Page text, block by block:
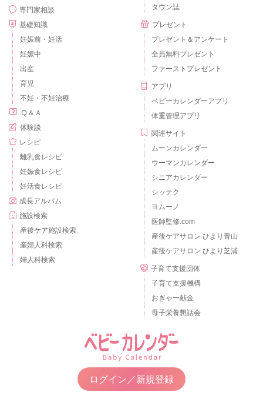
専門家相談
基礎知識
妊娠前・妊活
妊娠中
出産
育児
不妊・不妊治療
Ｑ＆Ａ
体験談
レシピ
離乳食レシピ
妊娠食レシピ
妊活食レシピ
成長アルバム
施設検索
産後ケア施設検索
産婦人科検索
婦人科検索
タウン誌
プレゼント
プレゼント＆アンケート
全員無料プレゼント
ファーストプレゼント
アプリ
ベビーカレンダーアプリ
体重管理アプリ
関連サイト
ムーンカレンダー
ウーマンカレンダー
シニアカレンダー
シッテク
ヨムーノ
医師監修.com
産後ケアサロン ひより青山
産後ケアサロン ひより芝浦
子育て支援団体
子育て支援機構
おぎゃー献金
母子栄養懇話会
ログイン／新規登録